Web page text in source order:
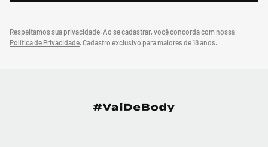
Respeitamos sua privacidade. Ao se cadastrar, você concorda com nossa
Política de Privacidade.Cadastro exclusivo para maiores de 18 anos.